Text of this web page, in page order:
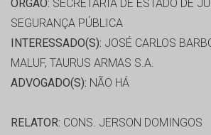
ORGÃO: SECRETARIA DE ESTADO DE
SEGURANÇA PÚBLICA
INTERESSADO(S): JOSÉ CARLOS
MALUF, TAURUS ARMAS S.A.
ADVOGADO(S): NÃO HÁ
RELATOR: CONS. JERSON DOMINGOS